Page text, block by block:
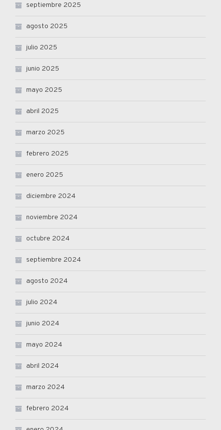
septiembre 2025
agosto 2025
julio 2025
junio 2025
mayo 2025
abril 2025
marzo 2025
febrero 2025
enero 2025
diciembre 2024
noviembre 2024
octubre 2024
septiembre 2024
agosto 2024
julio 2024
junio 2024
mayo 2024
abril 2024
marzo 2024
febrero 2024